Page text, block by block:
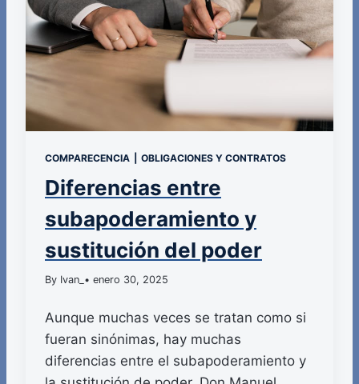
COMPARECENCIA OBLIGACIONES Y CONTRATOS
Diferencias entre
subapoderamiento y
sustitución del poder
By Ivan_ • enero 30, 2025
Aunque muchas veces se tratan como si
fueran sinónimas, hay muchas
diferencias entre el subapoderamiento y